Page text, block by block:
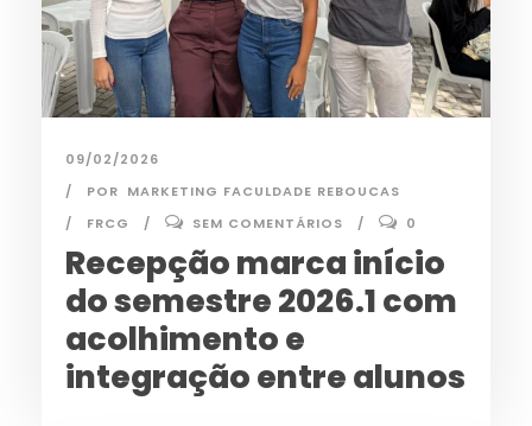
09/02/2026
POR MARKETING FACULDADE REBOUCAS
FRCG
SEM COMENTÁRIOS 0
Recepção marca início
do semestre 2026.1 com
acolhimento e
integração entre alunos